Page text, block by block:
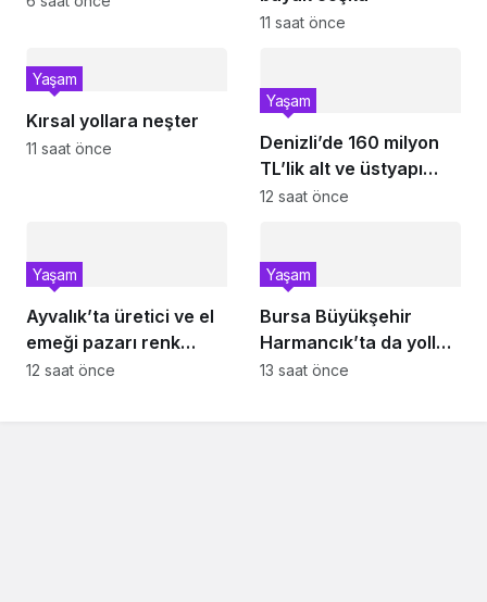
11 saat önce
Kırsal yollara neşter
Yaşam
11 saat önce
Denizli’de 160 milyon
TL’lik alt ve üstyapı
yatırımı
Yaşam
12 saat önce
Ayvalık’ta üretici ve el
emeği pazarı renk
katıyor
Yaşam
12 saat önce
Bursa Büyükşehir
Harmancık’ta da yolları
yeniliyor
Yaşam
13 saat önce